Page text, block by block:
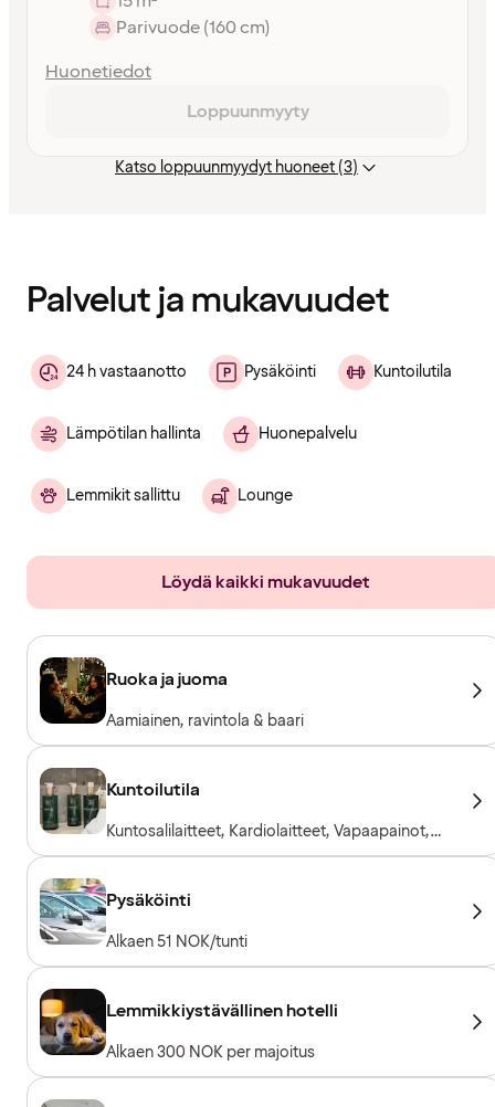
Parivuode (160 cm)
Huonetiedot
Loppuunmyyty
Katso loppuunmyydyt huoneet (3)
Palvelut ja mukavuudet
24 h vastaanotto Pysäköinti Kuntoilutila
Lämpötilan hallinta Huonepalvelu
Lemmikit sallittu Lounge
Löydä kaikki mukavuudet
Ruoka ja juoma
Aamiainen, ravintola & baari
Kuntoilutila
Kuntosalilaitteet, Kardiolaitteet, Vapaapainot,
Sisäänpääsy sisältyy hotellivieraille
Pysäköinti
Alkaen 51 NOK/tunti
Lemmikkiystävällinen hotelli
Alkaen 300 NOK per majoitus